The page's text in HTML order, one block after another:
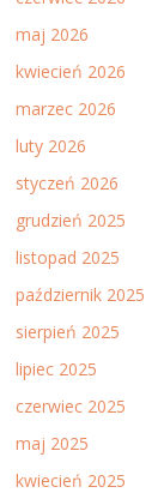
maj 2026
kwiecień 2026
marzec 2026
luty 2026
styczeń 2026
grudzień 2025
listopad 2025
październik 2025
sierpień 2025
lipiec 2025
czerwiec 2025
maj 2025
kwiecień 2025